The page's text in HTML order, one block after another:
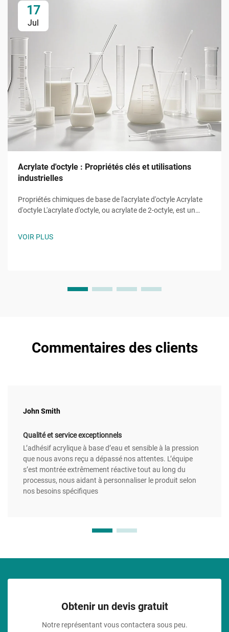
17
Jul
Acrylate d'octyle : Propriétés clés et utilisations
industrielles
Propriétés chimiques de base de l'acrylate d'octyle Acrylate
d'octyle L'acrylate d'octyle, ou acrylate de 2-octyle, est un
VOIR PLUS
Commentaires des clients
John Smith
Qualité et service exceptionnels
L’adhésif acrylique à base d’eau et sensible à la pression
que nous avons reçu a dépassé nos attentes. L’équipe
s’est montrée extrêmement réactive tout au long du
processus, nous aidant à personnaliser le produit selon
nos besoins spécifiques
Obtenir un devis gratuit
Notre représentant vous contactera sous peu.